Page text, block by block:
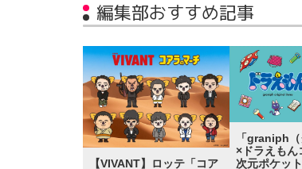
編集部おすすめ記事
【VIVANT】ロッテ「コア
「graniph（
×ドラえも
次元ポケッ